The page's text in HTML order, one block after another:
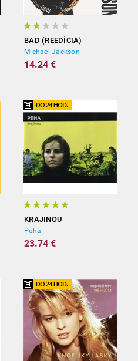
BAD (REEDÍCIA)
Michael Jackson
14.24 €
KRAJINOU
Peha
23.74 €